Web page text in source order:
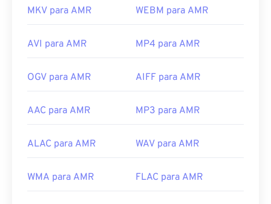
MKV para AMR WEBM para AMR
AVI para AMR MP4 para AMR
OGV para AMR AIFF para AMR
AAC para AMR MP3 para AMR
ALAC para AMR WAV para AMR
WMA para AMR FLAC para AMR